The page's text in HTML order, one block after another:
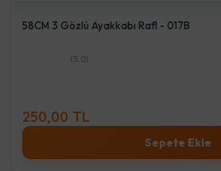
58CM 3 Gözlü Ayakkabı RafI - 017B
(5.0)
250,00 TL
Sepete Ekle